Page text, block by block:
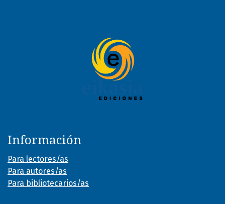
Información
Para lectores/as
Para autores/as
Para bibliotecarios/as